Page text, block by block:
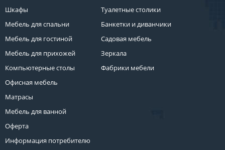
Шкафы
Мебель для спальни
Мебель для гостиной
Мебель для прихожей
Компьютерные столы
Офисная мебель
Матрасы
Мебель для ванной
Оферта
Информация потребителю
Туалетные столики
Банкетки и диванчики
Садовая мебель
Зеркала
Фабрики мебели